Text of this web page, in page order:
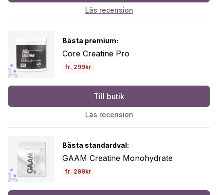
Läs recension
Bästa premium:
Core Creatine Pro
fr. 299kr
Till butik
Läs recension
Bästa standardval:
GAAM Creatine Monohydrate
fr. 299kr